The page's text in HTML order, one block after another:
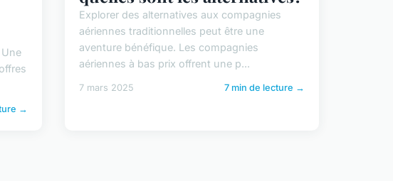
→
Explorer des alternatives aux compagnies
aériennes traditionnelles peut être une
aventure bénéfique. Les compagnies
aériennes à bas prix offrent une p...
7 mars 2025 7 min de lecture →